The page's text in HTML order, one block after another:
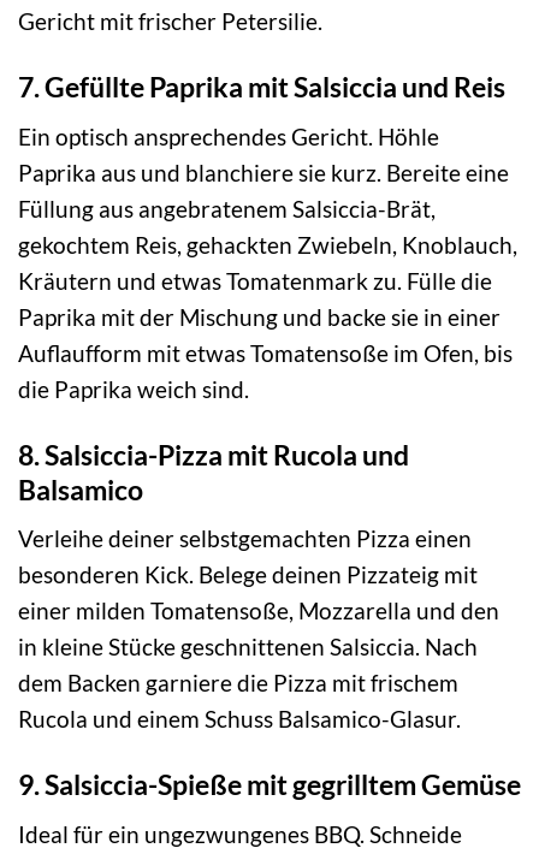
Gericht mit frischer Petersilie.
7. Gefüllte Paprika mit Salsiccia und Reis
Ein optisch ansprechendes Gericht. Höhle
Paprika aus und blanchiere sie kurz. Bereite eine
Füllung aus angebratenem Salsiccia-Brät,
gekochtem Reis, gehackten Zwiebeln, Knoblauch,
Kräutern und etwas Tomatenmark zu. Fülle die
Paprika mit der Mischung und backe sie in einer
Auflaufform mit etwas Tomatensoße im Ofen, bis
die Paprika weich sind.
8. Salsiccia-Pizza mit Rucola und
Balsamico
Verleihe deiner selbstgemachten Pizza einen
besonderen Kick. Belege deinen Pizzateig mit
einer milden Tomatensoße, Mozzarella und den
in kleine Stücke geschnittenen Salsiccia. Nach
dem Backen garniere die Pizza mit frischem
Rucola und einem Schuss Balsamico-Glasur.
9. Salsiccia-Spieße mit gegrilltem Gemüse
Ideal für ein ungezwungenes BBQ. Schneide